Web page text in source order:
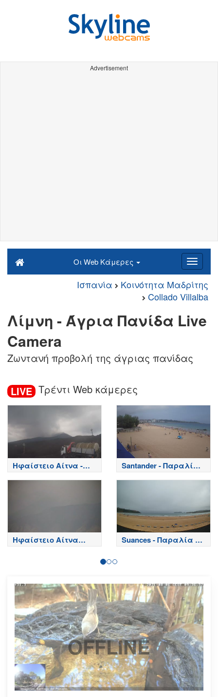
Advertisement
Οι Web Κάμερες
Ισπανία
Κοινότητα Μαδρίτης
Collado Villalba
Λίμνη - Άγρια Πανίδα Live
Camera
Ζωντανή προβολή της άγριας πανίδας
LIVE Τρέντι Web κάμερες
Ηφαίστειο Αίτνα -
Κορυφή κρατήρων,
Santander - Παραλία
Playa del Sardinero -
Ηφαίστειο Αίτνα
Τώρα
Suances - Παραλία de
la Concha - Spain
OFFLINE